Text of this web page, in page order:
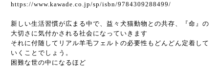
https://www.kawade.co.jp/sp/isbn/9784309288499/
新しい生活習慣が広まる中で、益々犬猫動物との共存、『命』の
大切さに気付かされる社会になっていきます
それに付随してリアル羊毛フェルトの必要性もどんどん定着して
いくことでしょう。
困難な世の中になるほど